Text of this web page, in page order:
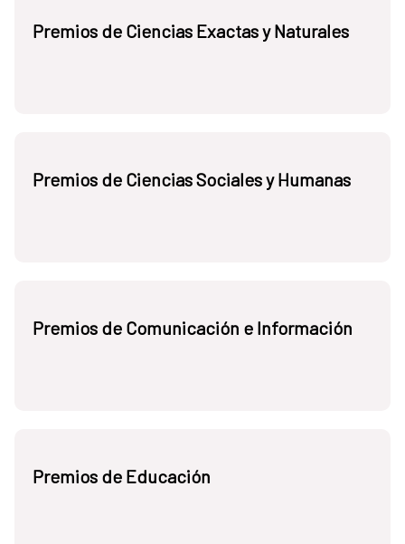
Premios de Ciencias Exactas y Naturales
Premios de Ciencias Sociales y Humanas
Premios de Comunicación e Información
Premios de Educación